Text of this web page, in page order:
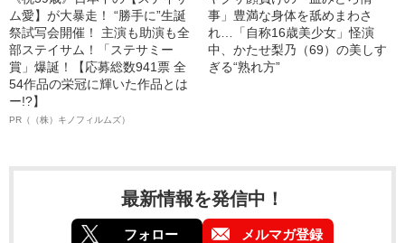
ム愛】が大暴走！ “勝手に”生誕
祭試写会開催！ 主演も助演も全
部ステイサム！「ステサミー
賞」爆誕！【応募総数941票 全
54作品の栄冠に輝いた作品とは
ー!?】
PR（（株）キノフィルムズ）
事」豊満な身体を舐めまわさ
れ…「自称16歳美少女」怪演
中、かたせ梨乃（69）の美しす
ぎる“熟れ方”
最新情報を発信中！
フォロー メルマガ登録